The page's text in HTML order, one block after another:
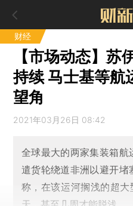
财经
【市场动态】苏
持续 马士基等航
望角
2021年03月26日 08:42
全球最大的两家集装箱航
遣货轮绕道非洲以避开
称，在该运河搁浅的超大